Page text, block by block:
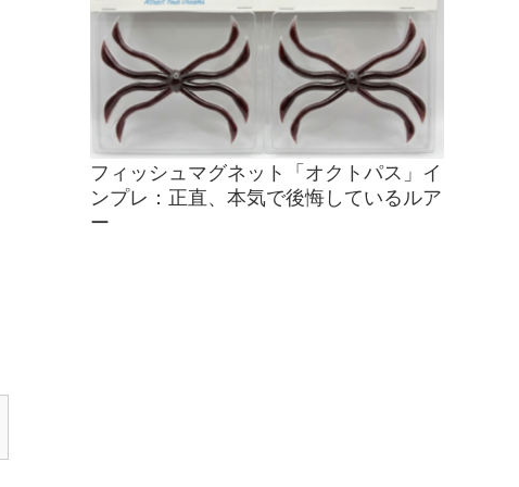
フィッシュマグネット「オクトパス」イ
ンプレ：正直、本気で後悔しているルア
ー